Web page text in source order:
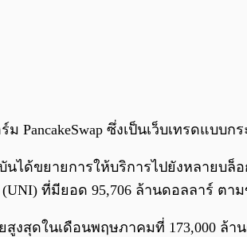
ม PancakeSwap ซึ่งเป็นเว็บเทรดแ
นได้ขยายการให้บริการไปยังหลายบ
ที่มียอด 95,706 ล้านดอลลาร์ ตา
สูงสุดในเดือนพฤษภาคมที่ 173,000 ล้า